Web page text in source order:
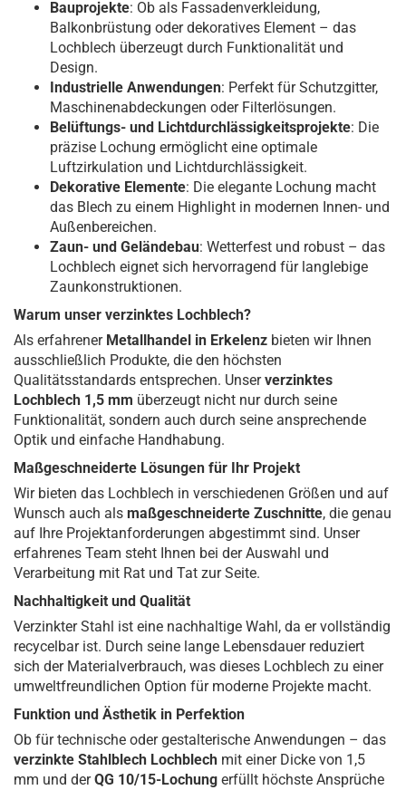
Bauprojekte: Ob als Fassadenverkleidung,
Balkonbrüstung oder dekoratives Element – das
Lochblech überzeugt durch Funktionalität und
Design.
Industrielle Anwendungen: Perfekt für Schutzgitter,
Maschinenabdeckungen oder Filterlösungen.
Belüftungs- und Lichtdurchlässigkeitsprojekte: Die
präzise Lochung ermöglicht eine optimale
Luftzirkulation und Lichtdurchlässigkeit.
Dekorative Elemente: Die elegante Lochung macht
das Blech zu einem Highlight in modernen Innen- und
Außenbereichen.
Zaun- und Geländebau: Wetterfest und robust – das
Lochblech eignet sich hervorragend für langlebige
Zaunkonstruktionen.
Warum unser verzinktes Lochblech?
Als erfahrener Metallhandel in Erkelenz bieten wir Ihnen
ausschließlich Produkte, die den höchsten
Qualitätsstandards entsprechen. Unserverzinktes
Lochblech 1,5 mm überzeugt nicht nur durch seine
Funktionalität, sondern auch durch seine ansprechende
Optik und einfache Handhabung.
Maßgeschneiderte Lösungen für Ihr Projekt
Wir bieten das Lochblech in verschiedenen Größen und auf
Wunsch auch als maßgeschneiderte Zuschnitte, die genau
auf Ihre Projektanforderungen abgestimmt sind. Unser
erfahrenes Team steht Ihnen bei der Auswahl und
Verarbeitung mit Rat und Tat zur Seite.
Nachhaltigkeit und Qualität
Verzinkter Stahl ist eine nachhaltige Wahl, da er vollständig
recycelbar ist. Durch seine lange Lebensdauer reduziert
sich der Materialverbrauch, was dieses Lochblech zu einer
umweltfreundlichen Option für moderne Projekte macht.
Funktion und Ästhetik in Perfektion
Ob für technische oder gestalterische Anwendungen – das
verzinkte Stahlblech Lochblech mit einer Dicke von 1,5
mm und derQG 10/15-Lochung erfüllt höchste Ansprüche